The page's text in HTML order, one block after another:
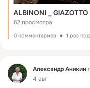
62 просмотра
0 комментариев 1 раз
Фид Александр Аникин
4 авг